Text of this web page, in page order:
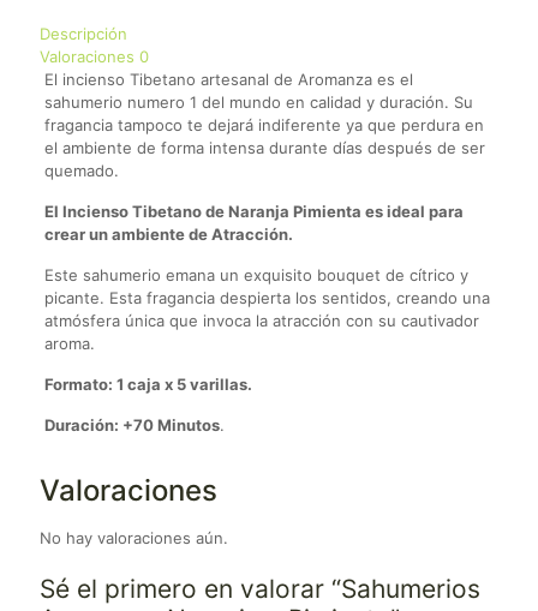
Descripción
Valoraciones 0
El incienso Tibetano artesanal de Aromanza es el
sahumerio numero 1 del mundo en calidad y duración. Su
fragancia tampoco te dejará indiferente ya que perdura en
el ambiente de forma intensa durante días después de ser
quemado.
El Incienso Tibetano de Naranja Pimienta es ideal para
crear un ambiente de Atracción.
Este sahumerio emana un exquisito bouquet de cítrico y
picante. Esta fragancia despierta los sentidos, creando una
atmósfera única que invoca la atracción con su cautivador
aroma.
Formato: 1 caja x 5 varillas.
Duración: +70 Minutos.
Valoraciones
No hay valoraciones aún.
Sé el primero en valorar “Sahumerios